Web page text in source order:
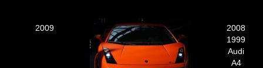
2009
2008
1999
Audi
A4